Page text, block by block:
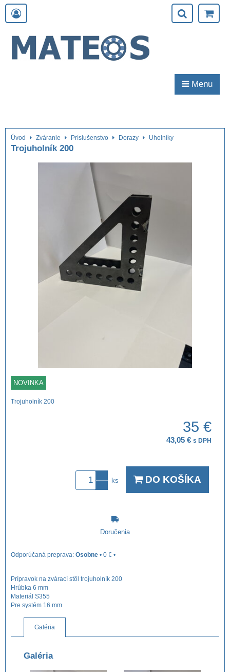
Menu
Úvod Zváranie Príslušenstvo Dorazy Uholníky
Trojuholník 200
NOVINKA
Trojuholník 200
35 €
43,05 € s DPH
ks DO KOŠÍKA
Doručenia
Osobne • 0 € •
Prípravok na zvárací stôl trojuholník 200
Hrúbka 6 mm
Materiál S355
Pre systém 16 mm
Galéria
Galéria